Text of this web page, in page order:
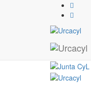
18 / 11 / 2016
jornada-